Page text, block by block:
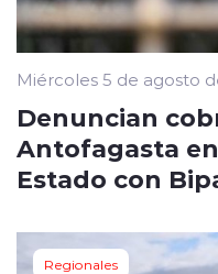
Miércoles 5 de agosto
Denuncian
Antofagasta
Estado con
Regionales